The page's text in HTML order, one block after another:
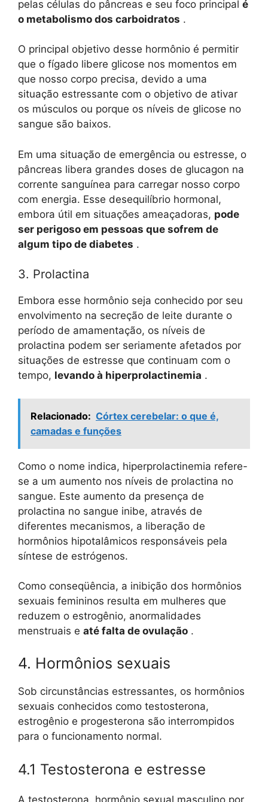
pelas células do pâncreas e seu foco principal é
o metabolismo dos carboidratos .
O principal objetivo desse hormônio é permitir
que o fígado libere glicose nos momentos em
que nosso corpo precisa, devido a uma
situação estressante com o objetivo de ativar
os músculos ou porque os níveis de glicose no
sangue são baixos.
Em uma situação de emergência ou estresse, o
pâncreas libera grandes doses de glucagon na
corrente sanguínea para carregar nosso corpo
com energia. Esse desequilíbrio hormonal,
embora útil em situações ameaçadoras, pode
ser perigoso em pessoas que sofrem de
algum tipo de diabetes .
3. Prolactina
Embora esse hormônio seja conhecido por seu
envolvimento na secreção de leite durante o
período de amamentação, os níveis de
prolactina podem ser seriamente afetados por
situações de estresse que continuam com o
tempo, levando à hiperprolactinemia .
Relacionado: Córtex cerebelar: o que é,
camadas e funções
Como o nome indica, hiperprolactinemia refere-
se a um aumento nos níveis de prolactina no
sangue. Este aumento da presença de
prolactina no sangue inibe, através de
diferentes mecanismos, a liberação de
hormônios hipotalâmicos responsáveis ​​pela
síntese de estrógenos.
Como conseqüência, a inibição dos hormônios
sexuais femininos resulta em mulheres que
reduzem o estrogênio, anormalidades
menstruais e até falta de ovulação .
4. Hormônios sexuais
Sob circunstâncias estressantes, os hormônios
sexuais conhecidos como testosterona,
estrogênio e progesterona são interrompidos
para o funcionamento normal.
4.1 Testosterona e estresse